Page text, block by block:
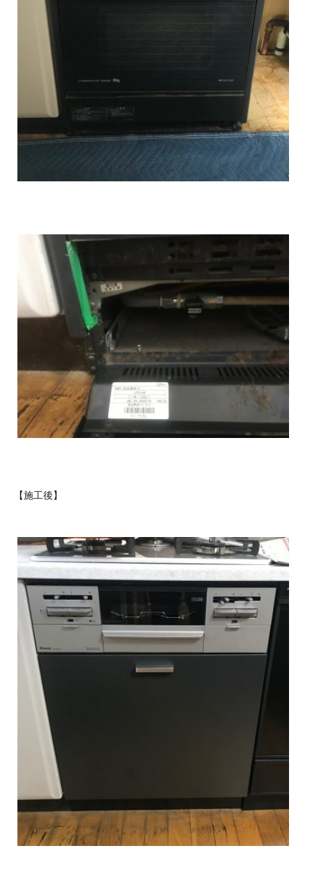
【施工後】